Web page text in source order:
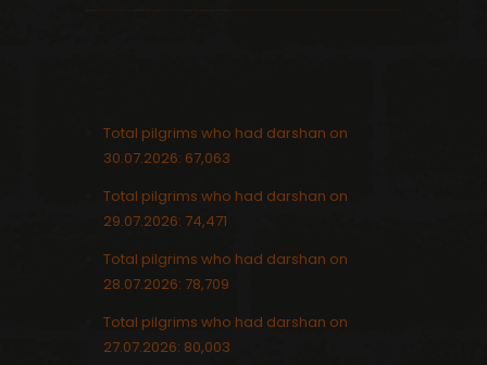
Total pilgrims who had darshan on
30.07.2026: 67,063
Total pilgrims who had darshan on
29.07.2026: 74,471
Total pilgrims who had darshan on
28.07.2026: 78,709
Total pilgrims who had darshan on
27.07.2026: 80,003